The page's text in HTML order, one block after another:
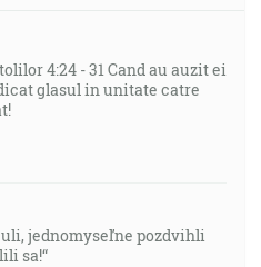
4:24 - 31 Cand au auzit ei
glasul in unitate catre
jednomyseľne pozdvihli
sa!“